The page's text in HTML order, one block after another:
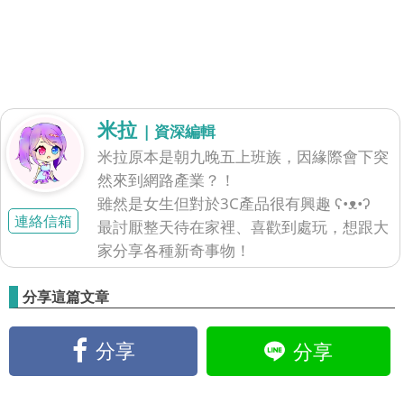
連絡信箱
米拉 | 資深編輯
米拉原本是朝九晚五上班族，因緣際會下突
然來到網路產業？！
雖然是女生但對於3C產品很有興趣 ʕ•ᴥ•ʔ
最討厭整天待在家裡、喜歡到處玩，想跟大
家分享各種新奇事物！
分享這篇文章
分享 分享